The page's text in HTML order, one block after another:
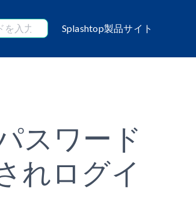
Splashtop製品サイト
スワード
れログイ